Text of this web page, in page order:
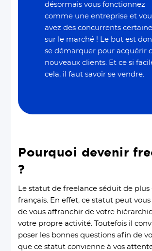
désormais vous fonctionnez
comme une entreprise et
avez des concurrents
sur le marché ! Le but est
se démarquer pour acquérir
nouveaux clients. Et ce si
cela, il faut savoir se vendre.
Pourquoi devenir
?
Le statut de freelance séduit de plus
français. En effet, ce statut peut
de vous affranchir de votre
votre propre activité. Toutefois il
poser les bonnes questions afin de
que ce statut convienne à vos